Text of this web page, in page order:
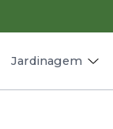
Jardinagem